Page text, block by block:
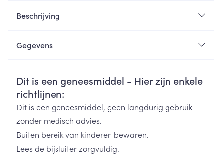
Beschrijving
Gegevens
Organisaties
Merken Boiron
Breedte 17 mm
Veiligheidsinformatie
Dit is een geneesmiddel - Hier zijn enkele
richtlijnen:
Dit is een geneesmiddel, geen langdurig gebruik
zonder medisch advies.
Buiten bereik van kinderen bewaren.
Lees de bijsluiter zorgvuldig.